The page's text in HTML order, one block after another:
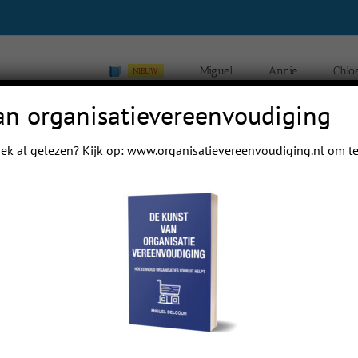
NIEUW Miguel Annie
papa even.
organisatievereenvoudiging
al gelezen? Kijk op: www.organisatievereenvoudiging.nlom